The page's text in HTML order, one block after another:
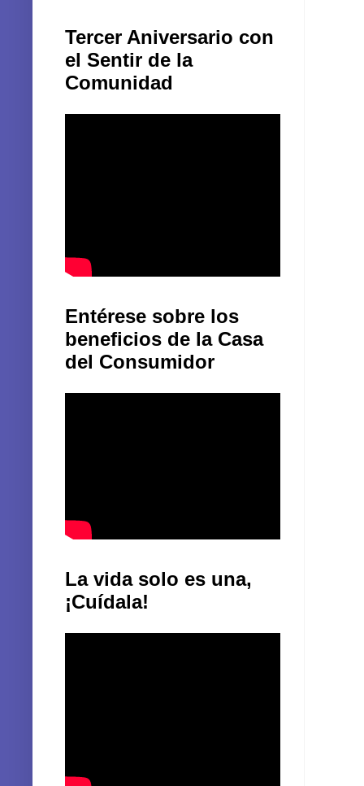
Tercer Aniversario con
el Sentir de la
Comunidad
Entérese sobre los
beneficios de la Casa
del Consumidor
La vida solo es una,
¡Cuídala!